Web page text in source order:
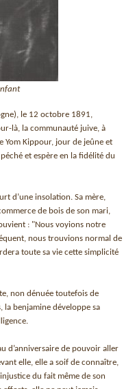
le 12 octobre 1891,
là, la communauté juive, à
Yom Kippour, jour de jeûne et
et espère en la fidélité du
d’une insolation. Sa mère,
de bois de son mari,
: "Nous voyions notre
nous trouvions normal de
toute sa vie cette simplicité
non dénuée toutefois de
la benjamine développe sa
d’anniversaire de pouvoir aller
elle, elle a soif de connaître,
du fait même de son